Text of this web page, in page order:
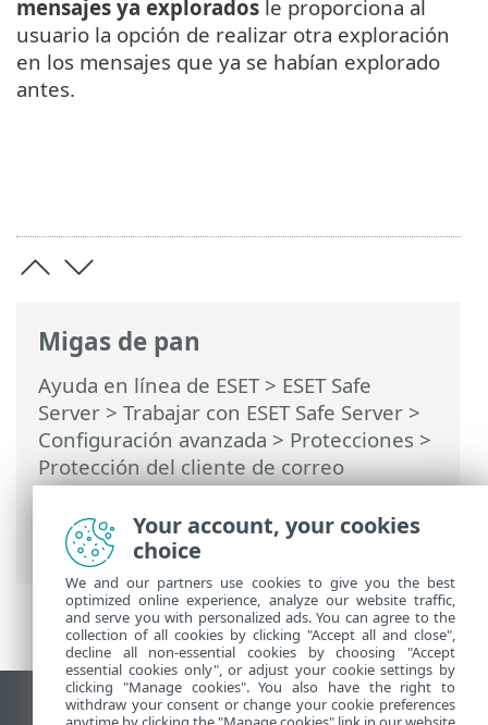
Migas de pan
Ayuda en línea de ESET> ESET Safe
Server > Trabajar con ESET Safe Server >
Configuración avanzada > Protecciones >
Protección del cliente de correo
electrónico>Protección de la casilla de
correo> Integraciones> Volver a
explorar los mensajes
mensajes ya explorados le proporciona al
usuario la opción de realizar otra exploración
en los mensajes que ya se habían explorado
antes.
Ver sitio del escritorio
Your account, your cookies
choice
We and our partners use cookies to give you the best
optimized online experience, analyze our website traffic,
and serve you with personalized ads. You can agree to the
collection of all cookies by clicking "Accept all and close",
decline all non-essential cookies by choosing "Accept
essential cookies only", or adjust your cookie settings by
clicking "Manage cookies". You also have the right to
withdraw your consent or change your cookie preferences